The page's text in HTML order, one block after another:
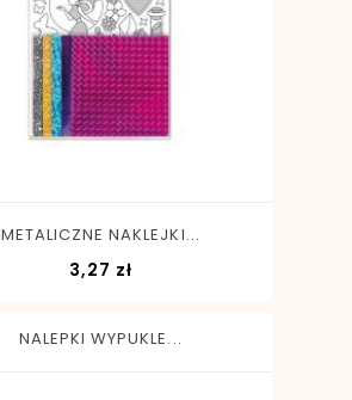
METALICZNE NAKLEJKI...
3,27 złCena
NALEPKI WYPUKLE...